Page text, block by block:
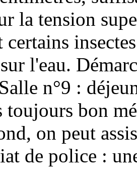
la tension
l'eau.
n°9 :
toujours bon
on peut
de police :